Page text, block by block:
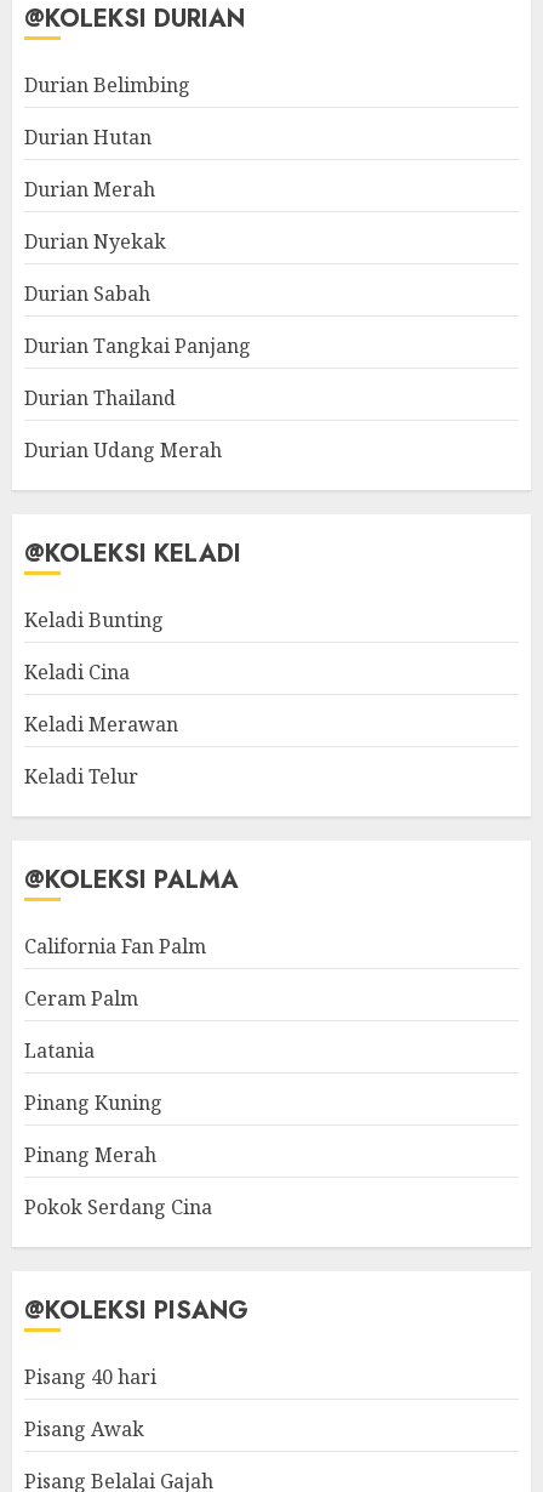
@KOLEKSI DURIAN
Durian Belimbing
Durian Hutan
Durian Merah
Durian Nyekak
Durian Sabah
Durian Tangkai Panjang
Durian Thailand
Durian Udang Merah
@KOLEKSI KELADI
Keladi Bunting
Keladi Cina
Keladi Merawan
Keladi Telur
@KOLEKSI PALMA
California Fan Palm
Ceram Palm
Latania
Pinang Kuning
Pinang Merah
Pokok Serdang Cina
@KOLEKSI PISANG
Pisang 40 hari
Pisang Awak
Pisang Belalai Gajah